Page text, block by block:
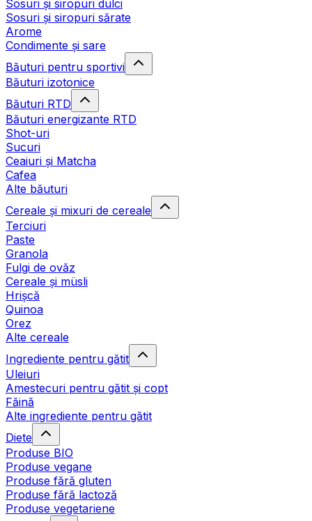
Sosuri și siropuri dulci
Sosuri și siropuri sărate
Arome
Condimente și sare
Băuturi pentru sportivi
Băuturi izotonice
Băuturi RTD
Băuturi energizante RTD
Shot-uri
Sucuri
Ceaiuri și Matcha
Cafea
Alte băuturi
Cereale și mixuri de cereale
Terciuri
Paste
Granola
Fulgi de ovăz
Cereale și müsli
Hrișcă
Quinoa
Orez
Alte cereale
Ingrediente pentru gătit
Uleiuri
Amestecuri pentru gătit și copt
Făină
Alte ingrediente pentru gătit
Diete
Produse BIO
Produse vegane
Produse fără gluten
Produse fără lactoză
Produse vegetariene